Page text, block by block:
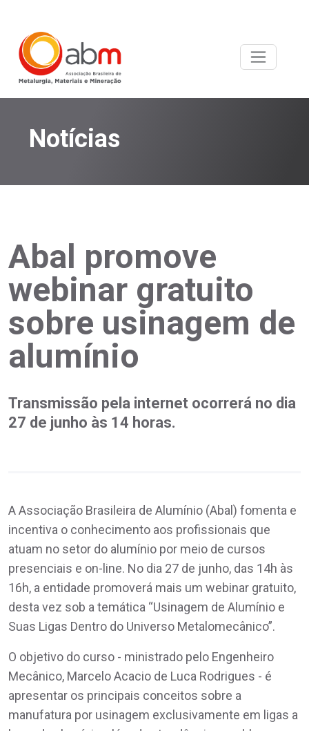
Notícias
Abal promove
webinar gratuito
sobre usinagem de
alumínio
Transmissão pela internet ocorrerá no dia
27 de junho às 14 horas.
A Associação Brasileira de Alumínio (Abal) fomenta e
incentiva o conhecimento aos profissionais que
atuam no setor do alumínio por meio de cursos
presenciais e on-line. No dia 27 de junho, das 14h às
16h, a entidade promoverá mais um webinar gratuito,
desta vez sob a temática “Usinagem de Alumínio e
Suas Ligas Dentro do Universo Metalomecânico”.
O objetivo do curso - ministrado pelo Engenheiro
Mecânico, Marcelo Acacio de Luca Rodrigues - é
apresentar os principais conceitos sobre a
manufatura por usinagem exclusivamente em ligas a